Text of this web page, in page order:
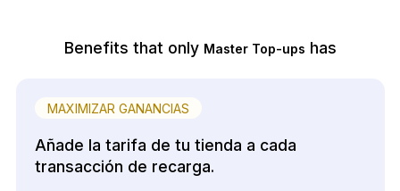
Benefits that only Master Top-ups has
MAXIMIZAR GANANCIAS
Añade la tarifa de tu tienda a cada
transacción de recarga.